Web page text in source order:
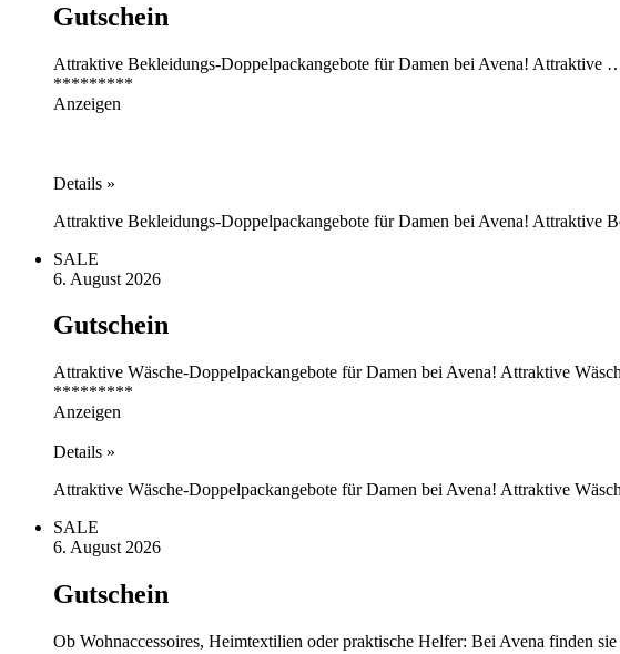
Gutschein
Attraktive Bekleidungs-Doppelpackangebote für Damen bei Avena! Attraktive
*********
Anzeigen
Details »
Attraktive Bekleidungs-Doppelpackangebote für Damen bei Avena! Attraktive
SALE
6. August 2026
Gutschein
Attraktive Wäsche-Doppelpackangebote für Damen bei Avena! Attraktive
*********
Anzeigen
Details »
Attraktive Wäsche-Doppelpackangebote für Damen bei Avena! Attraktive
SALE
6. August 2026
Gutschein
Ob Wohnaccessoires, Heimtextilien oder praktische Helfer: Bei Avena finden